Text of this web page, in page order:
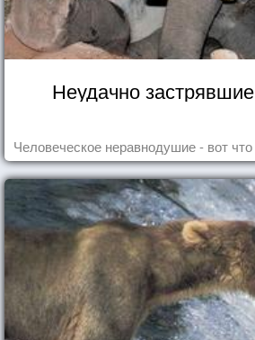
Неудачно
Человеческое неравнодушие - вот